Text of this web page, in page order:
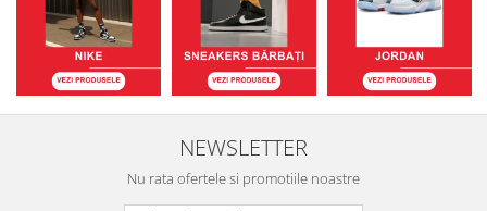
NEWSLETTER
Nu rata ofertele si promotiile noastre